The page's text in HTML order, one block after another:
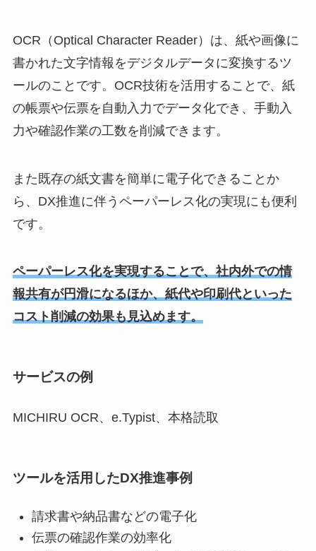
OCR（Optical Character Reader）は、紙や画像に
書かれた文字情報をデジタルデータに変換するツ
ールのことです。OCR技術を活用することで、紙
の帳票や伝票を自動入力でデータ化でき、手動入
力や確認作業の工数を削減できます。
また既存の紙文書を簡単に電子化できることか
ら、DX推進に伴うペーパーレス化の実現にも便利
です。
ペーパーレス化を実現することで、社内外での情
報共有が円滑になるほか、紙代や印刷代といった
コスト削減の効果も見込めます。
サービスの例
MICHIRU OCR、e.Typist、本格読取
ツールを活用したDX推進事例
請求書や納品書などの電子化
伝票の確認作業の効率化